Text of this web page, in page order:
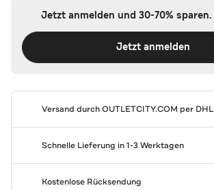
Jetzt anmelden und 30-70% sparen.
Jetzt anmelden
Versand durchOUTLETCITY.COM per DHL
Schnelle Lieferung in 1-3 Werktagen
Kostenlose Rücksendung